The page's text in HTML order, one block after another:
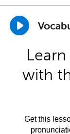
with
Get this